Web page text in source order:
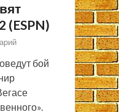
(ESPN)
бой